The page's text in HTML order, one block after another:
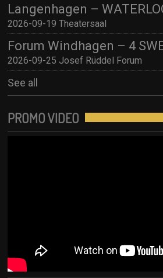
2026-09-19 Theatersaal
2026-09-25 Josef Rüddel Forum
See all
PROMO VIDEO